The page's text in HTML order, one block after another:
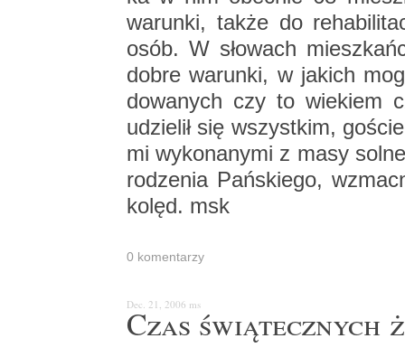
wa­run­ki, także do
osób. W sło­wach
dobre wa­run­ki, w ja­kich
do­wa­nych czy to wie­kiem
udzie­lił się wszyst­kim,
mi wy­ko­na­ny­mi z masy
ro­dze­nia Pań­skie­go,
kolęd. msk
0 ko­men­ta­rzy
Dec. 21, 2006 ms
Czas świą­tecz­nych